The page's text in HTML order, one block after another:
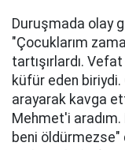
Duruşmada olay
"Çocuklarım
tartışırlardı.
küfür eden
arayarak kavga
Mehmet'i
beni öldürmezse"